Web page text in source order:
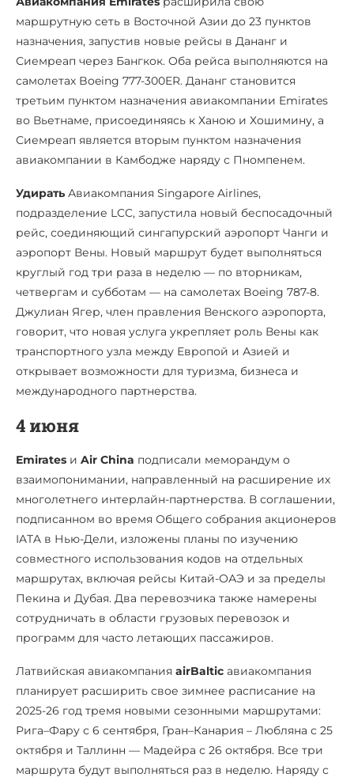
маршрутную сеть в Восточной Азии до 23 пунктов
назначения, запустив новые рейсы в Дананг и
Сиемреап через Бангкок. Оба рейса выполняются на
самолетах Boeing 777-300ER. Дананг становится
третьим пунктом назначения авиакомпании Emirates
во Вьетнаме, присоединяясь к Ханою и Хошимину, а
Сиемреап является вторым пунктом назначения
авиакомпании в Камбодже наряду с Пномпенем.
Удирать Авиакомпания Singapore Airlines,
подразделение LCC, запустила новый беспосадочный
рейс, соединяющий сингапурский аэропорт Чанги и
аэропорт Вены. Новый маршрут будет выполняться
круглый год три раза в неделю — по вторникам,
четвергам и субботам — на самолетах Boeing 787-8.
Джулиан Ягер, член правления Венского аэропорта,
говорит, что новая услуга укрепляет роль Вены как
транспортного узла между Европой и Азией и
открывает возможности для туризма, бизнеса и
международного партнерства.
4 июня
Emirates и Air China подписали меморандум о
взаимопонимании, направленный на расширение их
многолетнего интерлайн-партнерства. В соглашении,
подписанном во время Общего собрания акционеров
IATA в Нью-Дели, изложены планы по изучению
совместного использования кодов на отдельных
маршрутах, включая рейсы Китай-ОАЭ и за пределы
Пекина и Дубая. Два перевозчика также намерены
сотрудничать в области грузовых перевозок и
программ для часто летающих пассажиров.
Латвийская авиакомпания airBaltic авиакомпания
планирует расширить свое зимнее расписание на
2025-26 год тремя новыми сезонными маршрутами:
Рига–Фару с 6 сентября, Гран–Канария – Любляна с 25
октября и Таллинн — Мадейра с 26 октября. Все три
маршрута будут выполняться раз в неделю. Наряду с